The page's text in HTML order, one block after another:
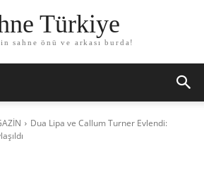
Türkiye
sahne önü ve arkası burda!
Dua Lipa ve Callum Turner Evlendi: